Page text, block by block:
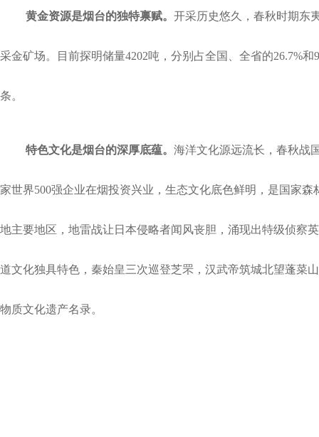
黄金资源是烟台的独特禀赋。 开采历史悠久，春秋时期东
采金矿场。目前探明储量4202吨，分别占全国、全省的26.7%
条。
特色文化是烟台的深厚底蕴。 海洋文化源远流长，春秋战
家世界500强企业在烟投资兴业，生态文化底色鲜明，是国家
地主要地区，地雷战让日本侵略者闻风丧胆，涌现出特级侦察
道文化独具特色，秦始皇三次巡登芝罘 ，汉武帝筑城北望蓬菜
物质文化遗产名录。